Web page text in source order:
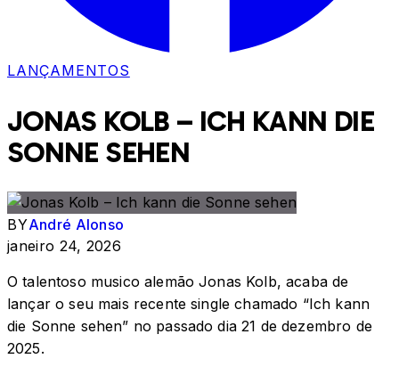
LANÇAMENTOS
JONAS KOLB – ICH KANN DIE
SONNE SEHEN
BYAndré Alonso
janeiro 24, 2026
O talentoso musico alemão Jonas Kolb, acaba de
lançar o seu mais recente single chamado “Ich kann
die Sonne sehen” no passado dia 21 de dezembro de
2025.